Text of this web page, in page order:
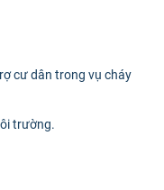
cư dân trong vụ cháy
trường.